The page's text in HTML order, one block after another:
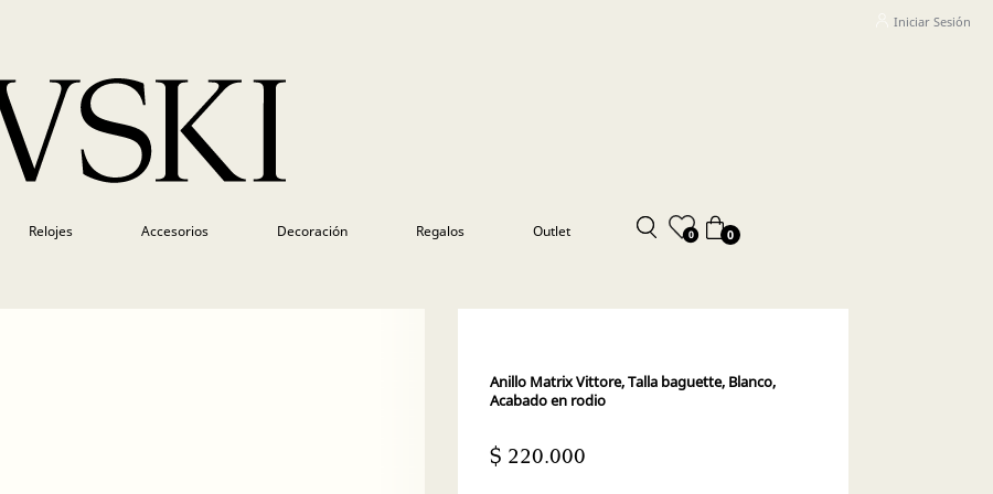
Iniciar Sesión
Relojes Accesorios Decoración Regalos Outlet 0 0
Anillo Matrix Vittore, Talla baguette, Blanco,
Acabado en rodio
$ 220.000